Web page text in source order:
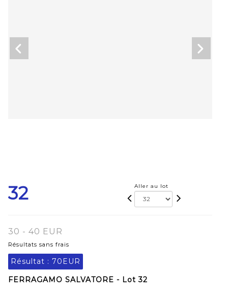
32 Aller au lot
30 - 40 EUR
Résultats sans frais
Résultat : 70EUR
FERRAGAMO SALVATORE - Lot 32